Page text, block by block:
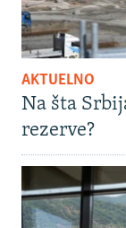
AKTUELNO
Na šta
rezerve?